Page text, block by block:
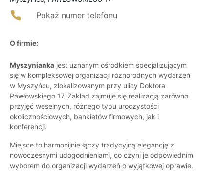
Pokaż numer telefonu
O firmie:
Myszynianka jest uznanym ośrodkiem specjalizującym
się w kompleksowej organizacji różnorodnych wydarzeń
w Myszyńcu, zlokalizowanym przy ulicy Doktora
Pawłowskiego 17. Zakład zajmuje się realizacją zarówno
przyjęć weselnych, różnego typu uroczystości
okolicznościowych, bankietów firmowych, jak i
konferencji.
Miejsce to harmonijnie łączy tradycyjną elegancję z
nowoczesnymi udogodnieniami, co czyni je odpowiednim
wyborem do organizacji wydarzeń o wyjątkowej oprawie.